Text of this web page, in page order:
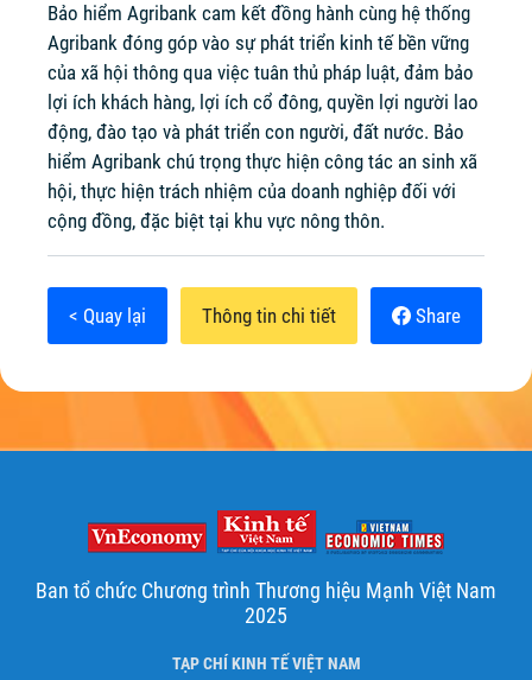
Bảo hiểm Agribank cam kết đồng hành cùng hệ thống
Agribank đóng góp vào sự phát triển kinh tế bền vững
của xã hội thông qua việc tuân thủ pháp luật, đảm bảo
lợi ích khách hàng, lợi ích cổ đông, quyền lợi người lao
động, đào tạo và phát triển con người, đất nước. Bảo
hiểm Agribank chú trọng thực hiện công tác an sinh xã
hội, thực hiện trách nhiệm của doanh nghiệp đối với
cộng đồng, đặc biệt tại khu vực nông thôn.
< Quay lại Thông tin chi tiết Share
Ban tổ chức Chương trình Thương hiệu Mạnh Việt Nam
2025
TẠP CHÍ KINH TẾ VIỆT NAM